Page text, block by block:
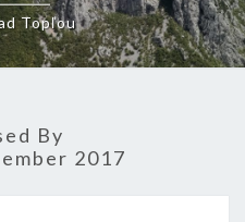
Topľou
By
2017